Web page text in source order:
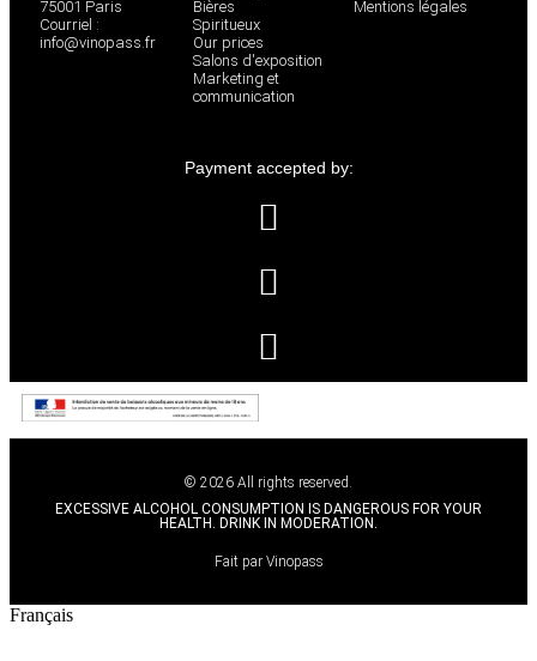
75001 Paris
Courriel :
info@vinopass.fr
Bières
Spiritueux
Our prices
Salons d'exposition
Marketing et
communication
Mentions légales
Payment accepted by:
© 2026 All rights reserved.
EXCESSIVE ALCOHOL CONSUMPTION IS DANGEROUS FOR YOUR
HEALTH. DRINK IN MODERATION.
Fait par Vinopass
Français